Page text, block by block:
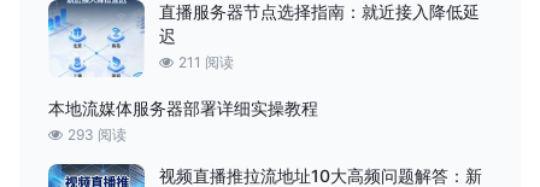
直播服务器节点选择指南：就近接入降低延
迟
211 阅读
本地流媒体服务器部署详细实操教程
293 阅读
视频直播推拉流地址10大高频问题解答：新